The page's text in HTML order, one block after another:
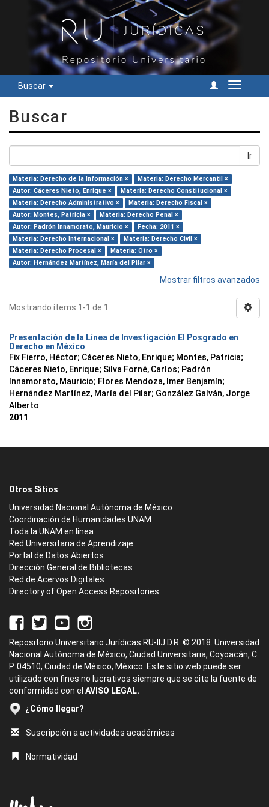
Buscar
Cambiar
Buscar
Ir
Materia: Derecho de la Información ×
Materia: Derecho Mercantil ×
Autor: Cáceres Nieto, Enrique ×
Materia: Derecho Constitucional ×
Materia: Derecho Administrativo ×
Materia: Derecho Fiscal ×
Autor: Montes, Patricia ×
Materia: Derecho Penal ×
Autor: Padrón Innamorato, Mauricio ×
Fecha: 2011 ×
Materia: Derecho Internacional ×
Materia: Derecho Civil ×
Materia: Derecho Procesal ×
Materia: Otro ×
Autor: Hernández Martínez, María del Pilar ×
Mostrar filtros avanzados
Mostrando ítems 1-1 de 1
Presentación de la Línea de Investigación El Posgrado en
Derecho en México
Fix Fierro, Héctor; Cáceres Nieto, Enrique; Montes, Patricia;
Cáceres Nieto, Enrique; Silva Forné, Carlos; Padrón
Innamorato, Mauricio; Flores Mendoza, Imer Benjamín;
Hernández Martínez, María del Pilar; González Galván, Jorge
Alberto
2011
Otros Sitios
Universidad Nacional Autónoma de México
Coordinación de Humanidades UNAM
Toda la UNAM en línea
Red Universitaria de Aprendizaje
Portal de Datos Abiertos
Dirección General de Bibliotecas
Red de Acervos Digitales
Directory of Open Access Repositories
Repositorio Universitario Jurídicas RU-IIJ D.R. © 2018. Universidad
Nacional Autónoma de México, Ciudad Universitaria, Coyoacán, C.
P. 04510, Ciudad de México, México. Este sitio web puede ser
utilizado con fines no lucrativos siempre que se cite la fuente de
conformidad con el AVISO LEGAL.
¿Cómo llegar?
Suscripción a actividades académicas
Normatividad